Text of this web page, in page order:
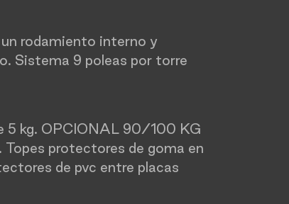
un rodamiento interno y
Sistema 9 poleas por torre
5 kg. OPCIONAL 90/100 KG
protectores de goma en
de pvc entre placas